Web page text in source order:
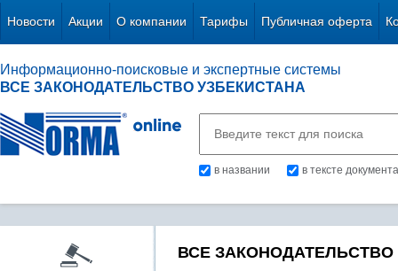
Новости Акции О компании Тарифы Публичная оферта
Информационно-поисковые и экспертные системы
ВСЕ ЗАКОНОДАТЕЛЬСТВО УЗБЕКИСТАНА
в названии в тексте документа
ВСЕ ЗАКОНОДАТЕЛЬСТВО